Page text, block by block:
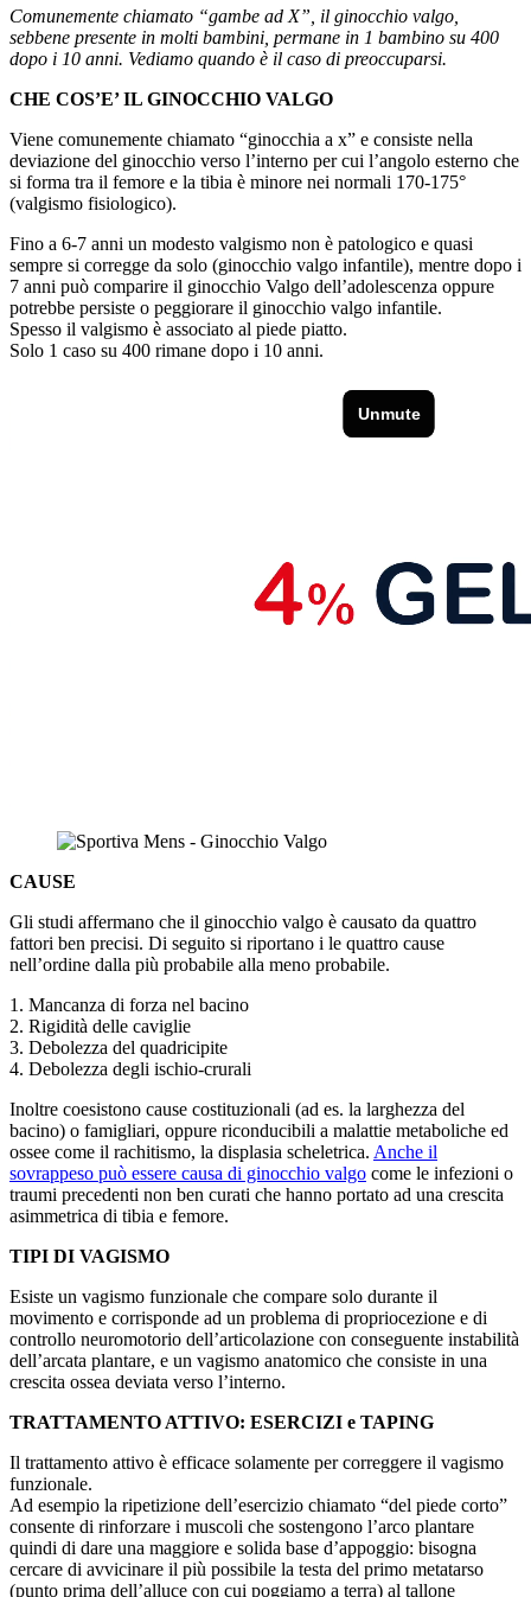
Comunemente chiamato “gambe ad X”, il ginocchio valgo,
sebbene presente in molti bambini, permane in 1 bambino su 400
dopo i 10 anni. Vediamo quando è il caso di preoccuparsi.
CHE COS’E’ IL GINOCCHIO VALGO
Viene comunemente chiamato “ginocchia a x” e consiste nella
deviazione del ginocchio verso l’interno per cui l’angolo esterno che
si forma tra il femore e la tibia è minore nei normali 170-175°
(valgismo fisiologico).
Fino a 6-7 anni un modesto valgismo non è patologico e quasi
sempre si corregge da solo (ginocchio valgo infantile), mentre dopo i
7 anni può comparire il ginocchio Valgo dell’adolescenza oppure
potrebbe persiste o peggiorare il ginocchio valgo infantile.
Spesso il valgismo è associato al piede piatto.
Solo 1 caso su 400 rimane dopo i 10 anni.
CAUSE
Gli studi affermano che il ginocchio valgo è causato da quattro
fattori ben precisi. Di seguito si riportano i le quattro cause
nell’ordine dalla più probabile alla meno probabile.
1. Mancanza di forza nel bacino
2. Rigidità delle caviglie
3. Debolezza del quadricipite
4. Debolezza degli ischio-crurali
Inoltre coesistono cause costituzionali (ad es. la larghezza del
bacino) o famigliari, oppure riconducibili a malattie metaboliche ed
ossee come il rachitismo, la displasia scheletrica. Anche il
sovrappeso può essere causa di ginocchio valgo come le infezioni o
traumi precedenti non ben curati che hanno portato ad una crescita
asimmetrica di tibia e femore.
TIPI DI VAGISMO
Esiste un vagismo funzionale che compare solo durante il
movimento e corrisponde ad un problema di propriocezione e di
controllo neuromotorio dell’articolazione con conseguente instabilità
dell’arcata plantare, e un vagismo anatomico che consiste in una
crescita ossea deviata verso l’interno.
TRATTAMENTO ATTIVO: ESERCIZI e TAPING
Il trattamento attivo è efficace solamente per correggere il vagismo
funzionale.
Ad esempio la ripetizione dell’esercizio chiamato “del piede corto”
consente di rinforzare i muscoli che sostengono l’arco plantare
quindi di dare una maggiore e solida base d’appoggio: bisogna
cercare di avvicinare il più possibile la testa del primo metatarso
(punto prima dell’alluce con cui poggiamo a terra) al tallone